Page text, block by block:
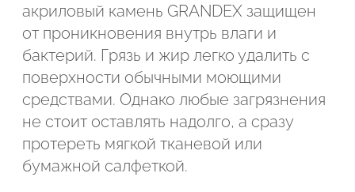
акриловый камень GRANDEX защищен
от проникновения внутрь влаги и
бактерий. Грязь и жир легко удалить с
поверхности обычными моющими
средствами. Однако любые загрязнения
не стоит оставлять надолго, а сразу
протереть мягкой тканевой или
бумажной салфеткой.